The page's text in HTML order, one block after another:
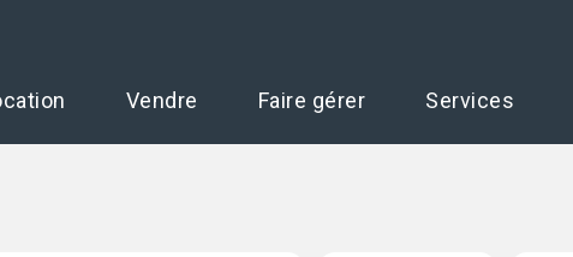
Vendre Faire gérer Services